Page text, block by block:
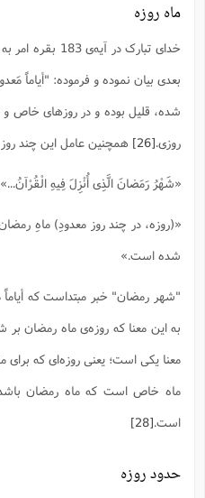
ماه روزه
خدای تبارک در
بعدی بیان نموده و فرموده: "أیاماً
شده، قلیل بوده و در روزهای
روزی.[26] همچنین عامل این چند
«شَهْرُ رَمَضانَ الَّذِی أُنْزِلَ فِیهِ الْقُرْآنُ...»[27]
«(روزه، در چند روز معدودِ) ماهِ
شده است.»
"شهر رمضان" خبر مبتداست که أیاماً
به این معنا که روزه‌ی ماه رمضان
معنا یکی است؛ یعنی روزه‌ای که
ماه خاص است که ماه رمضان
است.[28]
حدود روزه